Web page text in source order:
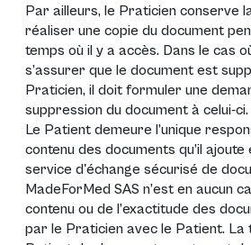
Par ailleurs, le Praticien conserve
réaliser une copie du document
temps où il y a accès. Dans le cas
s’assurer que le document est
Praticien, il doit formuler une
suppression du document à celui-ci.
Le Patient demeure l’unique
contenu des documents qu’il
service d'échange sécurisé de
MadeForMed SAS n’est en aucun
contenu ou de l’exactitude des
par le Praticien avec le Patient. La